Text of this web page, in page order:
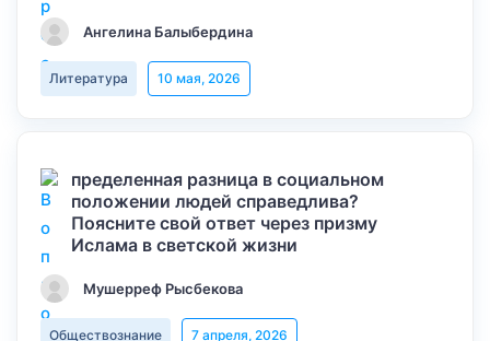
Ангелина Балыбердина
Литература 10 мая, 2026
пределенная разница в социальном
положении людей справедлива?
Поясните свой ответ через призму
Ислама в светской жизни
Мушерреф Рысбекова
Обществознание 7 апреля, 2026